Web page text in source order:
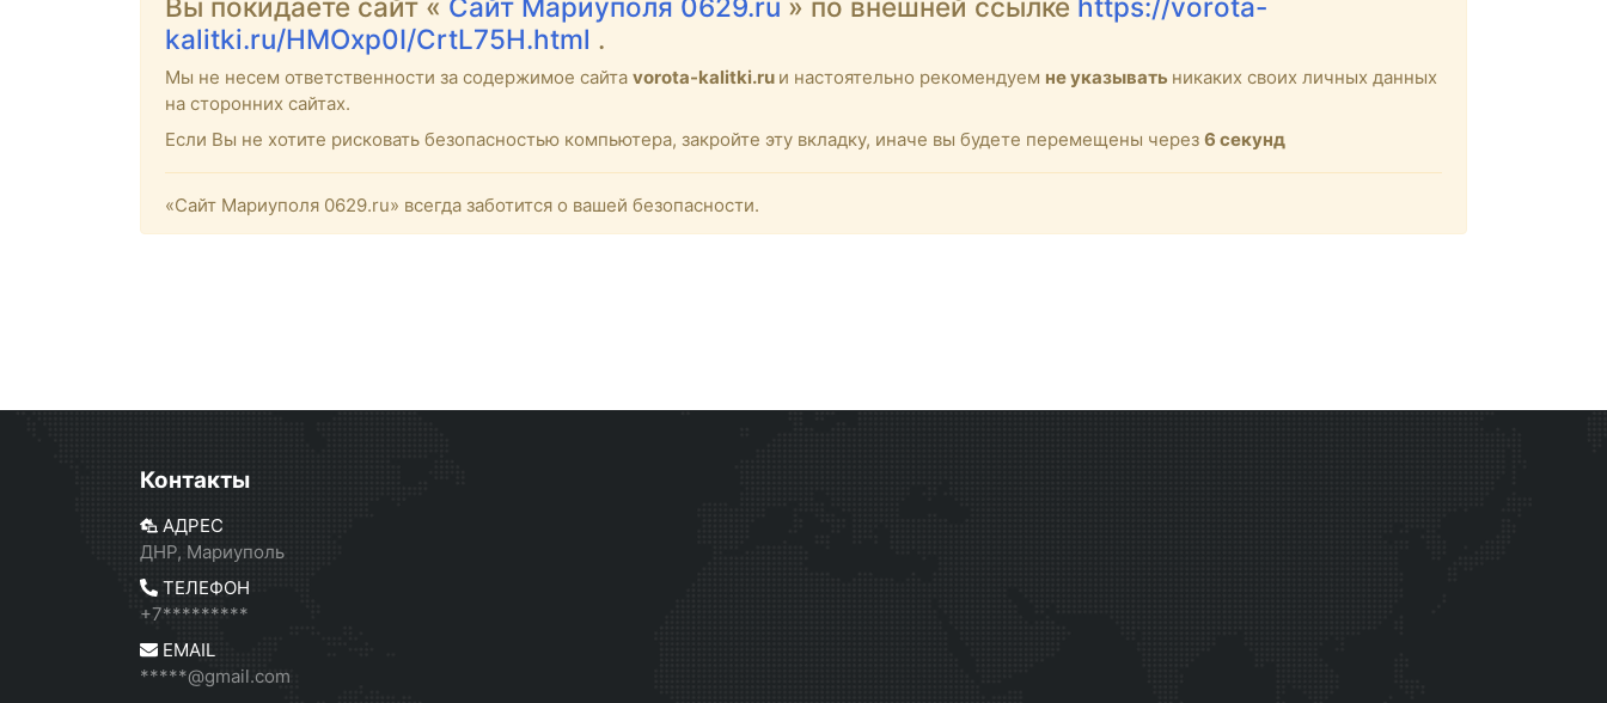
Вы покидаете сайт « Сайт Мариуполя 0629.ru » по внешней ссылке https://vorota-
kalitki.ru/HMOxp0I/CrtL75H.html .
Мы не несем ответственности за содержимое сайта vorota-kalitki.ru и настоятельно рекомендуем не указывать никаких своих личных данных
на сторонних сайтах.
Если Вы не хотите рисковать безопасностью компьютера, закройте эту вкладку, иначе вы будете перемещены через 6 секунд
«Сайт Мариуполя 0629.ru» всегда заботится о вашей безопасности.
Контакты
АДРЕС
ДНР, Мариуполь
ТЕЛЕФОН
+7*********
EMAIL
*****@gmail.com